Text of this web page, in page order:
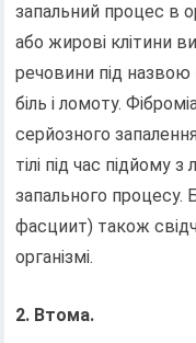
запальний процес в
або жирові клітини
речовини під назвою
біль і ломоту.
серйозного
тілі під час підйому
запального процесу.
фасциит) також
організмі.
2. Втома.